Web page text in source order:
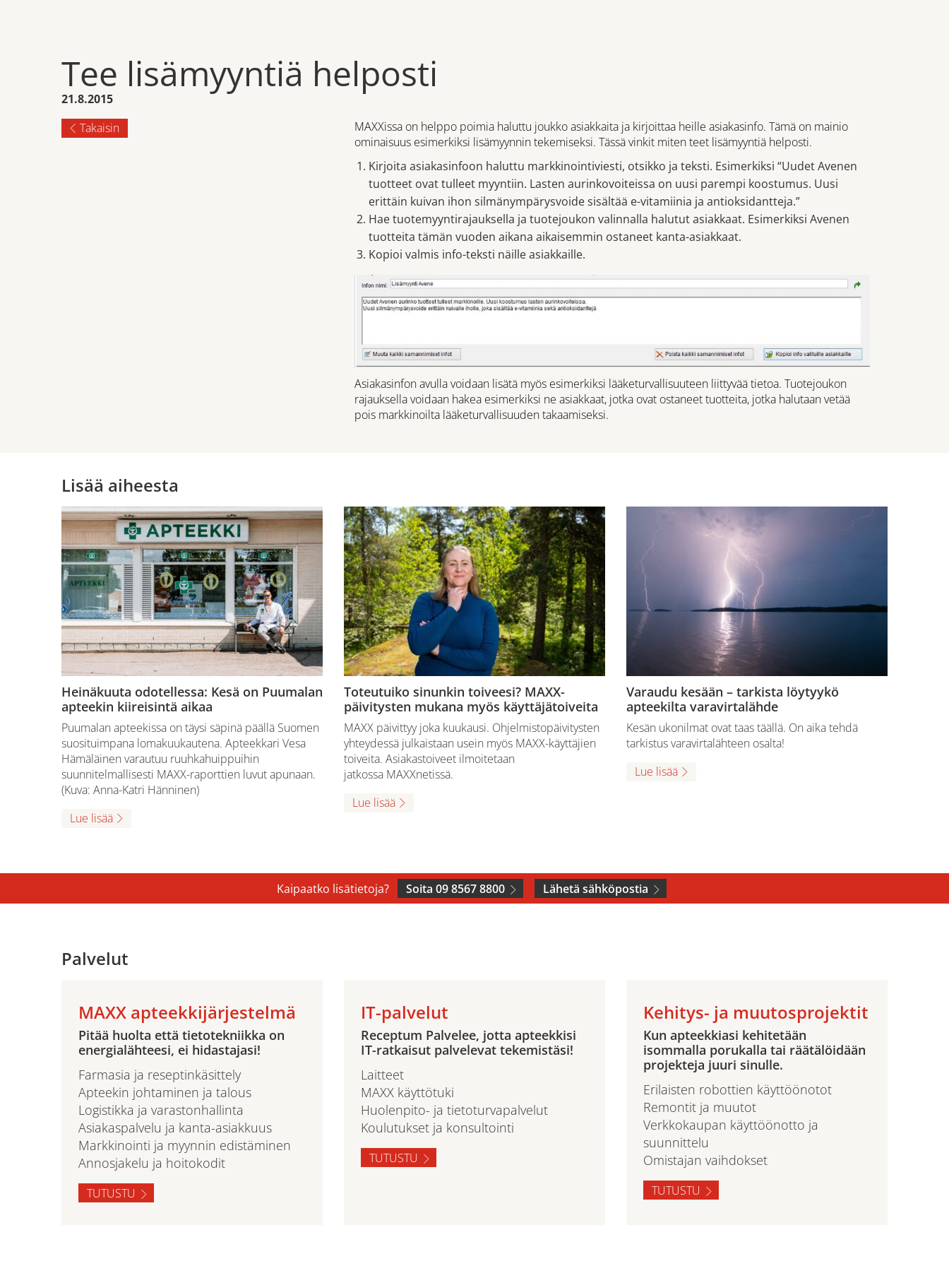
Tee lisämyyntiä helposti
21.8.2015
Takaisin
MAXXissa on helppo poimia haluttu joukko asiakkaita ja kirjoittaa heille asiakasinfo. Tämä on mainio
ominaisuus esimerkiksi lisämyynnin tekemiseksi. Tässä vinkit miten teet lisämyyntiä helposti.
Kirjoita asiakasinfoon haluttu markkinointiviesti, otsikko ja teksti. Esimerkiksi “Uudet Avenen
tuotteet ovat tulleet myyntiin. Lasten aurinkovoiteissa on uusi parempi koostumus. Uusi
erittäin kuivan ihon silmänympärysvoide sisältää e-vitamiinia ja antioksidantteja.”
Hae tuotemyyntirajauksella ja tuotejoukon valinnalla halutut asiakkaat. Esimerkiksi Avenen
tuotteita tämän vuoden aikana aikaisemmin ostaneet kanta-asiakkaat.
Kopioi valmis info-teksti näille asiakkaille.
Asiakasinfon avulla voidaan lisätä myös esimerkiksi lääketurvallisuuteen liittyvää tietoa. Tuotejoukon
rajauksella voidaan hakea esimerkiksi ne asiakkaat, jotka ovat ostaneet tuotteita, jotka halutaan vetää
pois markkinoilta lääketurvallisuuden takaamiseksi.
Lisää aiheesta
Heinäkuuta odotellessa: Kesä on Puumalan
apteekin kiireisintä aikaa
Puumalan apteekissa on täysi säpinä päällä Suomen
suosituimpana lomakuukautena. Apteekkari Vesa
Hämäläinen varautuu ruuhkahuippuihin
suunnitelmallisesti MAXX-raporttien luvut apunaan.
(Kuva: Anna-Katri Hänninen)
Lue lisää
Toteutuiko sinunkin toiveesi? MAXX-
päivitysten mukana myös käyttäjätoiveita
MAXX päivittyy joka kuukausi. Ohjelmistopäivitysten
yhteydessä julkaistaan usein myös MAXX-käyttäjien
toiveita. Asiakastoiveet ilmoitetaan
jatkossa MAXXnetissä.
Lue lisää
Varaudu kesään – tarkista löytyykö
apteekilta varavirtalähde
Kesän ukonilmat ovat taas täällä. On aika tehdä
tarkistus varavirtalähteen osalta!
Lue lisää
Kaipaatko lisätietoja? Soita 09 8567 8800 Lähetä sähköpostia
Palvelut
MAXX apteekkijärjestelmä
Pitää huolta että tietotekniikka on
energialähteesi, ei hidastajasi!
Farmasia ja reseptinkäsittely
Apteekin johtaminen ja talous
Logistikka ja varastonhallinta
Asiakaspalvelu ja kanta-asiakkuus
Markkinointi ja myynnin edistäminen
Annosjakelu ja hoitokodit
TUTUSTU
IT-palvelut
Receptum Palvelee, jotta apteekkisi
IT-ratkaisut palvelevat tekemistäsi!
Laitteet
MAXX käyttötuki
Huolenpito- ja tietoturvapalvelut
Koulutukset ja konsultointi
TUTUSTU
Kehitys- ja muutosprojektit
Kun apteekkiasi kehitetään
isommalla porukalla tai räätälöidään
projekteja juuri sinulle.
Erilaisten robottien käyttöönotot
Remontit ja muutot
Verkkokaupan käyttöönotto ja
suunnittelu
Omistajan vaihdokset
TUTUSTU